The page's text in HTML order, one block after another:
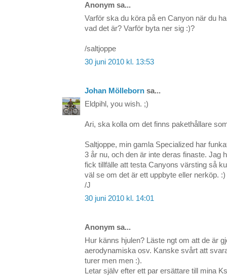
Anonym sa...
Varför ska du köra på en Canyon när du
vad det är? Varför byta ner sig :)?
/saltjoppe
30 juni 2010 kl. 13:53
Johan Mölleborn sa...
Eldpihl, you wish. ;)
Ari, ska kolla om det finns pakethållare
Saltjoppe, min gamla Specialized har
3 år nu, och den är inte deras finaste. Jag
fick tillfälle att testa Canyons värsting så
väl se om det är ett uppbyte eller nerköp. :)
/J
30 juni 2010 kl. 14:01
Anonym sa...
Hur känns hjulen? Läste ngt om att de är
aerodynamiska osv. Kanske svårt att
turer men men :).
Letar själv efter ett par ersättare till mina